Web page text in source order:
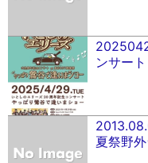
ンサート
夏祭野外